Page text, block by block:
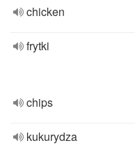
chicken
frytki
chips
kukurydza